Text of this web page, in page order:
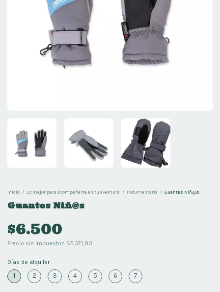
Inicio / Lo mejor para acompañarte en tu aventura / Indumentaria / Guantes Niñ@s
Guantes Niñ@s
$6.500
Precio sin impuestos $5.371,90
Días de alquiler
1 2 3 4 5 6 7